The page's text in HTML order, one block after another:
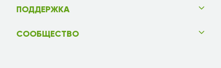
ПОДДЕРЖКА
СООБЩЕСТВО